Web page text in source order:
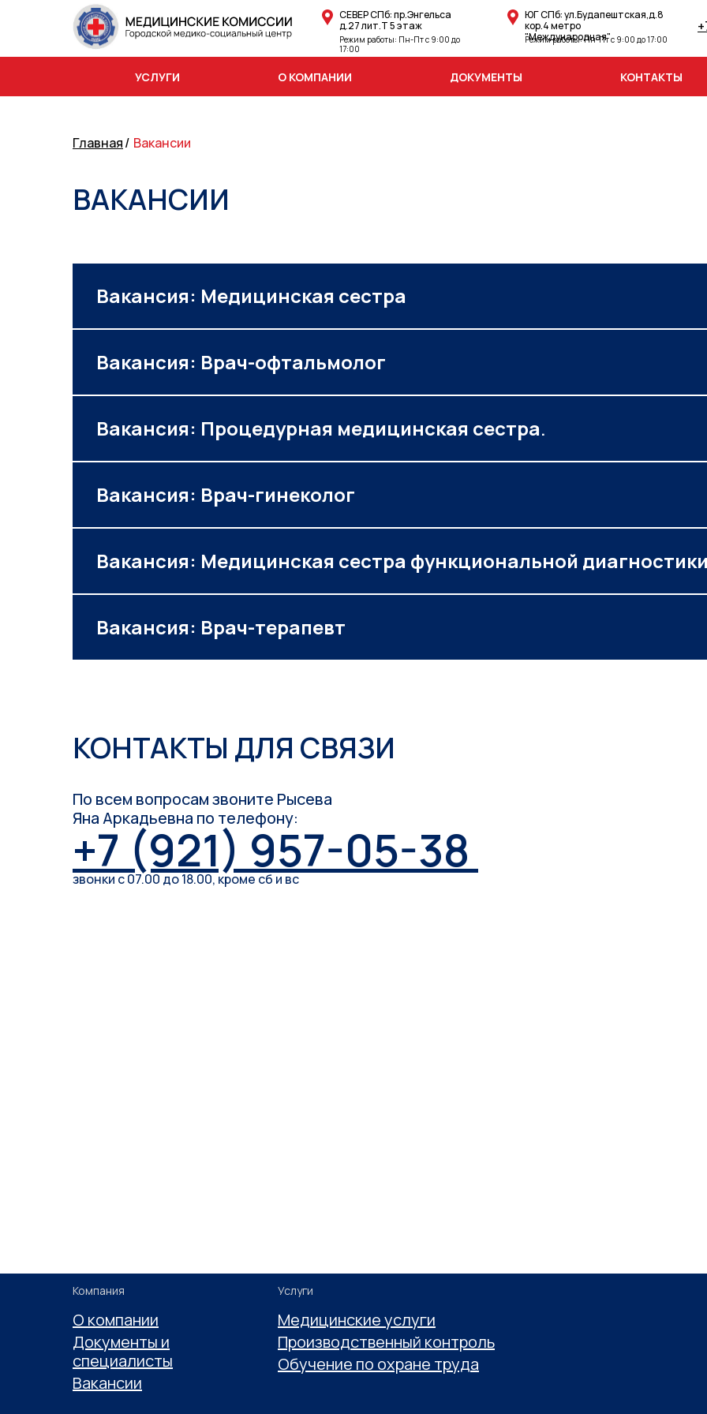
СЕВЕР СПб: пр.Энгельса
д.27 лит.Т 5 этаж
Режим работы: Пн-Пт с 9:00 до
17:00
ЮГ СПб: ул.Будапештская,д.8
кор.4 метро
"Международная"
Режим работы: Пн-Пт с 9:00 до 17:00
УСЛУГИ О КОМПАНИИ ДОКУМЕНТЫ КОНТАКТЫ
ВАКАНСИИ
Главная/ Вакансии
Вакансия: Медицинская сестра
Вакансия: Врач-офтальмолог
Вакансия: Процедурная медицинская сестра.
Вакансия: Врач-гинеколог
Вакансия: Медицинская сестра функциональной
Вакансия: Врач-терапевт
КОНТАКТЫ ДЛЯ СВЯЗИ
По всем вопросам звоните Рысева
Яна Аркадьевна по телефону:
+7 (921) 957-05-38
звонки с 07.00 до 18.00, кроме сб и вс
Компания Услуги
О компании
Документы и
специалисты
Вакансии
Медицинские услуги
Производственный контроль
Обучение по охране труда